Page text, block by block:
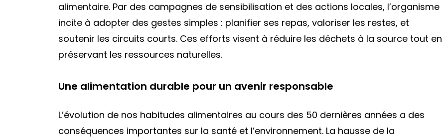
alimentaire. Par des campagnes de sensibilisation et des actions locales, l’organisme
incite à adopter des gestes simples : planifier ses repas, valoriser les restes, et
soutenir les circuits courts. Ces efforts visent à réduire les déchets à la source tout en
préservant les ressources naturelles.
Une alimentation durable pour un avenir responsable
L’évolution de nos habitudes alimentaires au cours des 50 dernières années a des
conséquences importantes sur la santé et l’environnement. La hausse de la